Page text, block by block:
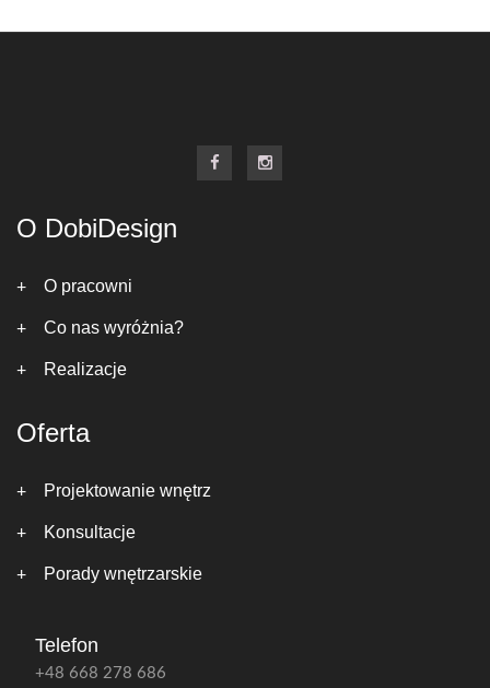
O DobiDesign
O pracowni
Co nas wyróżnia?
Realizacje
Oferta
Projektowanie wnętrz
Konsultacje
Porady wnętrzarskie
Telefon
+48 668 278 686